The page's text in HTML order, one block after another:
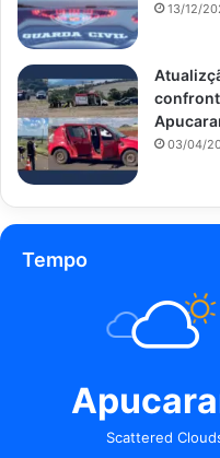
13/12/
03/04/
Tempo
Scattered